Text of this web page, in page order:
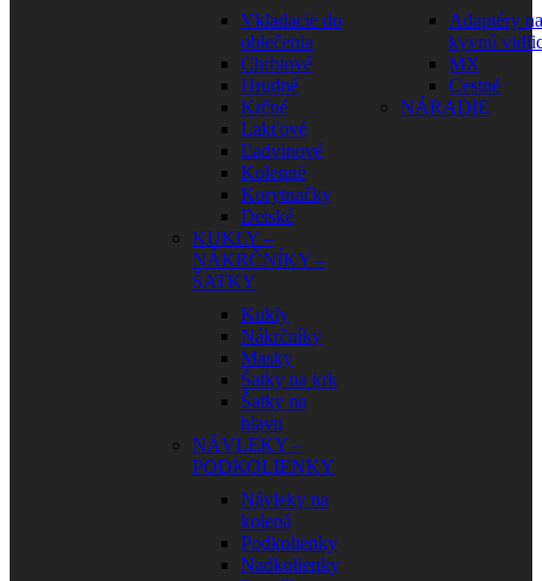
Vkladacie do
oblečenia
Chrbtové
Hrudné
Krčné
Lakťové
Ľadvinové
Kolenné
Korytnačky
Detské
KUKLY –
NÁKRČNÍKY –
ŠATKY
Kukly
Nákrčníky
Masky
Šatky na krk
Šatky na
hlavu
NÁVLEKY –
PODKOLIENKY
Návleky na
kolená
Podkolienky
Nadkolienky
Adaptéry na
kyvnú
MX
Cestné
NÁRADIE